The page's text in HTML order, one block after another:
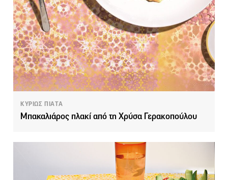
ΚΥΡΙΩΣ ΠΙΑΤΑ
Μπακαλιάρος πλακί από τη Χρύσα Γερακοπούλου